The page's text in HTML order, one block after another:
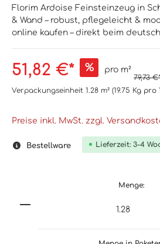
Florim Ardoise Feinsteinzeug in
& Wand – robust, pflegeleicht &
online kaufen – direkt beim
51,82 €* % pro m²
79,73
Verpackungseinheit 1.28 m² (19.75 Kg pro
Preise inkl. MwSt. zzgl.
Bestellware Lieferzeit: 3-4
Menge: